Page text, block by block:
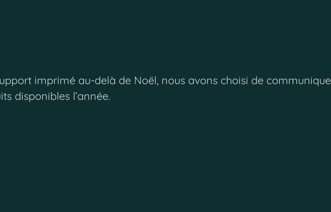
imprimé au-delà de Noël, nous avons choisi de
disponibles l’année.